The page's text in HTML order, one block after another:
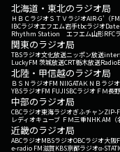
北海道・東北のラジオ局
ＨＢＣラジオＳＴＶラジオAIR-G'（FM
IBCラジオエフエム岩手tbcラジオ
Rhythm Station エフエム山形RFC
関東のラジオ局
TBSラジオ文化放送ニッポン放送
LuckyFM 茨城放送CRT栃木放送
北陸・甲信越のラジオ局
ＢＳＮラジオFM NIIGATAＫＮＢラジオ
YBSラジオFM FUJISBCラジオ ＦＭ長野
中部のラジオ局
CBCラジオ東海ラジオぎふチャンZIP-
レディオキューブ ＦＭ三重NHK AM（
近畿のラジオ局
ABCラジオMBSラジオOBCラジオ大阪
e-radio FM滋賀KBS京都ラジオα-